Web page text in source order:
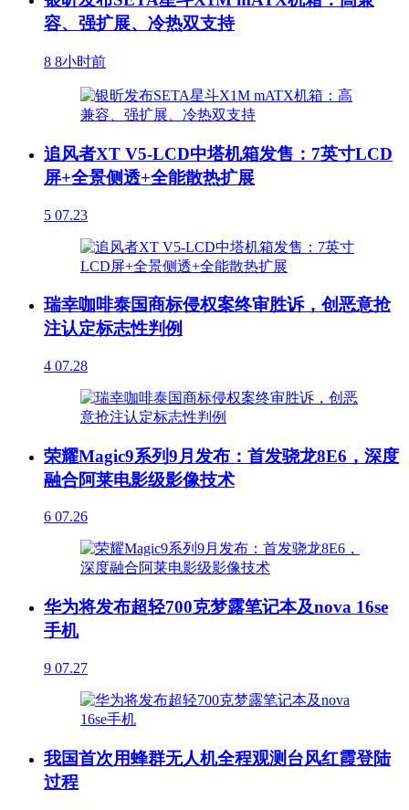
容、强扩展、冷热双支持
8 8小时前
追风者XT V5-LCD中塔机箱发售：7英寸LCD
屏+全景侧透+全能散热扩展
5 07.23
瑞幸咖啡泰国商标侵权案终审胜诉，创恶意抢
注认定标志性判例
4 07.28
荣耀Magic9系列9月发布：首发骁龙8E6，深度
融合阿莱电影级影像技术
6 07.26
华为将发布超轻700克梦露笔记本及nova 16se
手机
9 07.27
我国首次用蜂群无人机全程观测台风红霞登陆
过程